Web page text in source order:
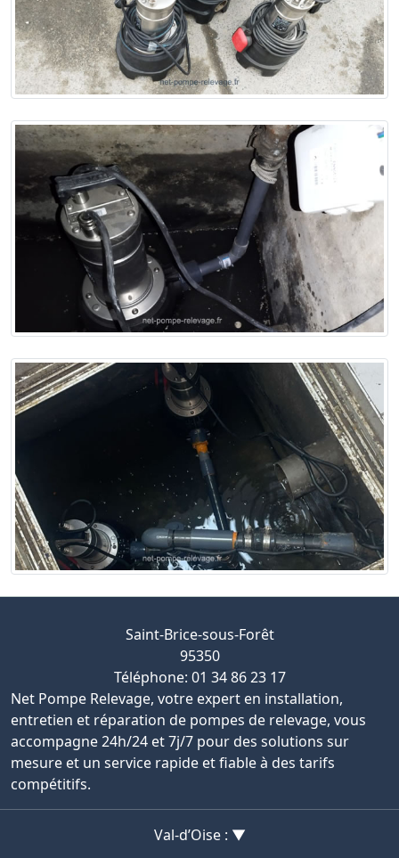
Saint-Brice-sous-Forêt
95350
Téléphone: 01 34 86 23 17
Net Pompe Relevage, votre expert en installation,
entretien et réparation de pompes de relevage, vous
accompagne 24h/24 et 7j/7 pour des solutions sur
mesure et un service rapide et fiable à des tarifs
compétitifs.
Val-d’Oise : ▼